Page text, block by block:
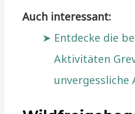
Auch interessant:
Entdecke die
Aktivitäten
unvergessliche